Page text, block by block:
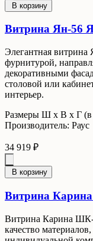
В корзину
Витрина Ян-56
Элегантная
фурнитурой,
декоративными
столовой или
интерьер.
Размеры Ш x В x Г (в
Производитель: Раус
34 919 ₽
В корзину
Витрина
Витрина Карина ШК-
качество